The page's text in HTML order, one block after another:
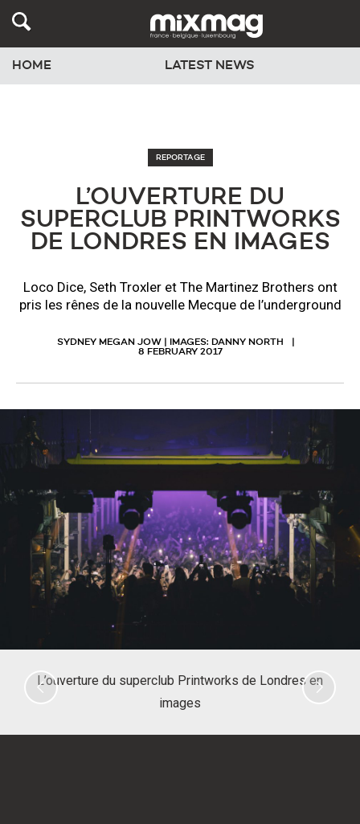
HOME LATEST NEWS
REPORTAGE
L’OUVERTURE DU
SUPERCLUB PRINTWORKS
DE LONDRES EN IMAGES
Loco Dice, Seth Troxler et The Martinez Brothers ont
pris les rênes de la nouvelle Mecque de l’underground
SYDNEY MEGAN JOW | IMAGES: DANNY NORTH
8 FEBRUARY 2017
L’ouverture du superclub Printworks de Londres en
images
Previous